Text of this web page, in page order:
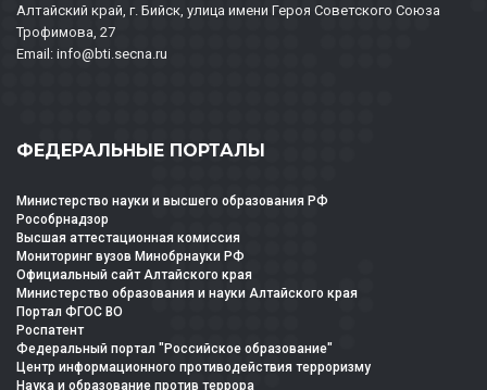
Алтайский край, г. Бийск, улица имени Героя Советского Союза
Трофимова, 27
Email: info@bti.secna.ru
ФЕДЕРАЛЬНЫЕ ПОРТАЛЫ
Министерство науки и высшего образования РФ
Рособрнадзор
Высшая аттестационная комиссия
Мониторинг вузов Минобрнауки РФ
Официальный сайт Алтайского края
Министерство образования и науки Алтайского края
Портал ФГОС ВО
Роспатент
Федеральный портал "Российское образование"
Центр информационного противодействия терроризму
Наука и образование против террора